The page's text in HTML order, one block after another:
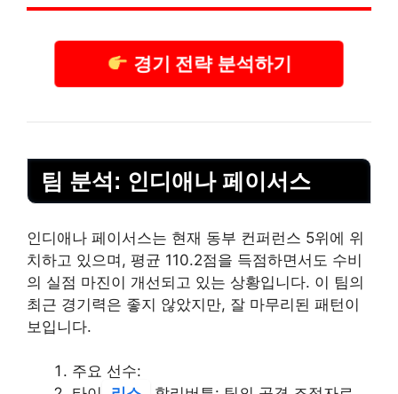
경기 전략 분석하기
팀 분석: 인디애나 페이서스
인디애나 페이서스는 현재 동부 컨퍼런스 5위에 위
치하고 있으며, 평균 110.2점을 득점하면서도 수비
의 실점 마진이 개선되고 있는 상황입니다. 이 팀의
최근 경기력은 좋지 않았지만, 잘 마무리된 패턴이
보입니다.
주요 선수: